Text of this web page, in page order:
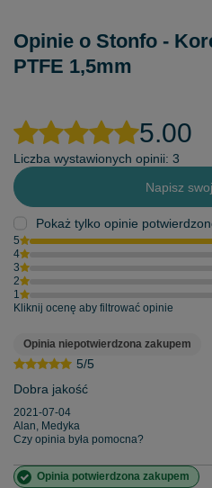
Opinie o Stonfo -
PTFE 1,5mm
5.00
Liczba wystawionych opinii: 3
Napisz
Pokaż tylko opinie
5
4
3
2
1
Kliknij ocenę aby filtrować opinie
5/5
Opinia niepotwierdzona zakupem
Dobra jakość
2021-07-04
Alan, Medyka
Czy opinia była pomocna?
Opinia potwierdzona zakupem